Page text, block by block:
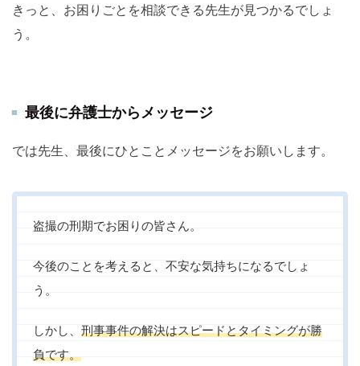
きっと、お困りごとを相談できる先生が見つかるでしょ
う。
最後に弁護士からメッセージ
では先生、最後にひとことメッセージをお願いします。
盗撮の刑期でお困りの皆さん。
今後のことを考えると、不安な気持ちになるでしょ
う。
しかし、 刑事事件の解決はスピードとタイミングが勝
負です。